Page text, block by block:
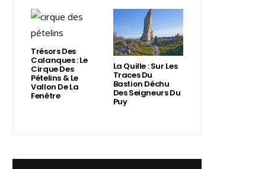
Trésors Des
Calanques : Le
Cirque Des
Pételins & Le
Vallon De La
Fenêtre
La Quille : Sur Les
Traces Du
Bastion Déchu
Des Seigneurs Du
Puy